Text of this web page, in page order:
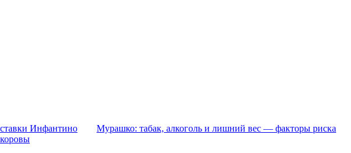
Инфантино
Мурашко: табак, алкоголь и лишний вес — факторы риска